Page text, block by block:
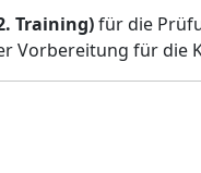
Training)für die
für die